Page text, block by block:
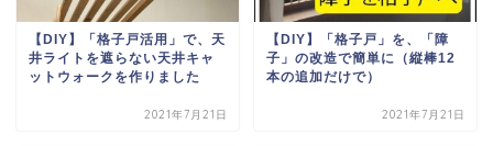
【DIY】「格子戸活用」で、天
井ライトを遮らない天井キャ
ットウォークを作りました
2021年7月21日
【DIY】「格子戸」を、「障
子」の改造で簡単に（縦棒12
本の追加だけで）
2021年7月21日